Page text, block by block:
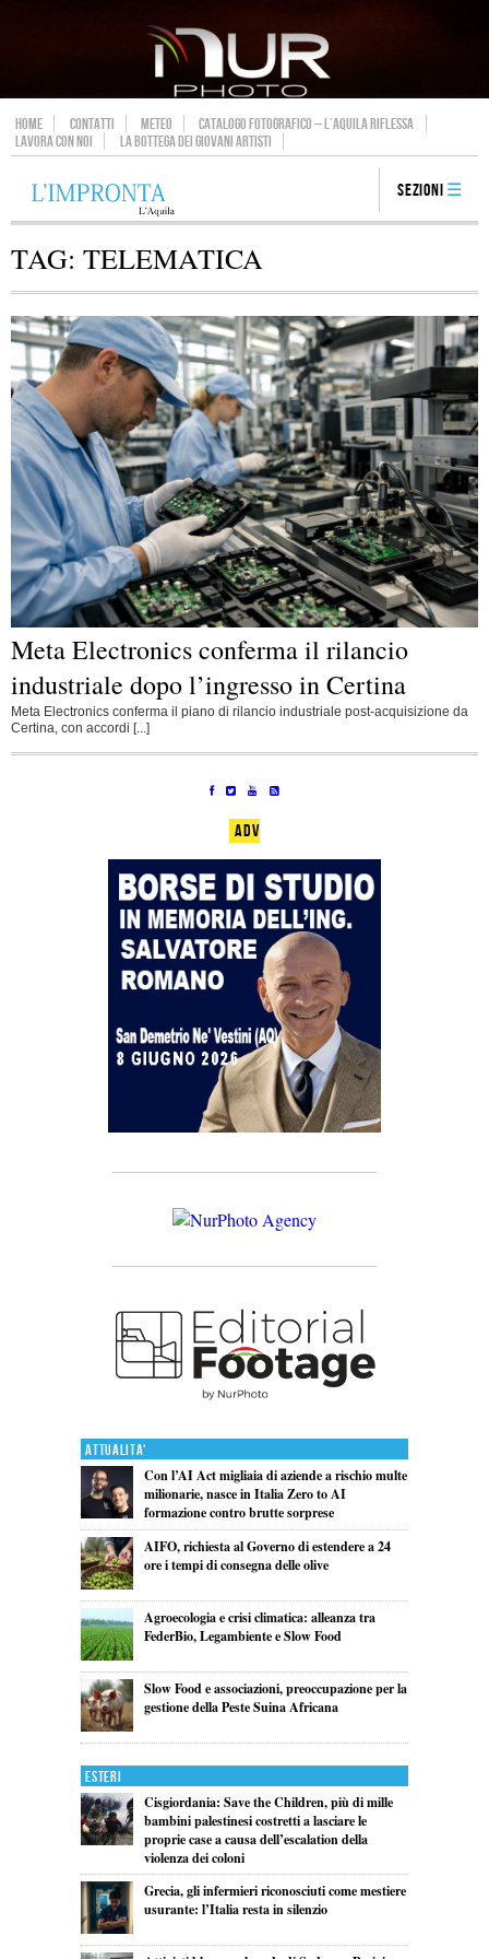
HOME CONTATTI METEO
CATALOGO FOTOGRAFICO – L’AQUILA RIFLESSA
LAVORA CON NOI
LA BOTTEGA DEI GIOVANI ARTISTI
Sezioni
TAG: TELEMATICA
Meta Electronics conferma il rilancio
industriale dopo l’ingresso in Certina
Meta Electronics conferma il piano di rilancio industriale post-acquisizione da
Certina, con accordi [...]
ADV
Attualita'
Con l’AI Act migliaia di aziende a rischio multe
milionarie, nasce in Italia Zero to AI
formazione contro brutte sorprese
AIFO, richiesta al Governo di estendere a 24
ore i tempi di consegna delle olive
Agroecologia e crisi climatica: alleanza tra
FederBio, Legambiente e Slow Food
Slow Food e associazioni, preoccupazione per la
gestione della Peste Suina Africana
Esteri
Cisgiordania: Save the Children, più di mille
bambini palestinesi costretti a lasciare le
proprie case a causa dell’escalation della
violenza dei coloni
Grecia, gli infermieri riconosciuti come mestiere
usurante: l’Italia resta in silenzio